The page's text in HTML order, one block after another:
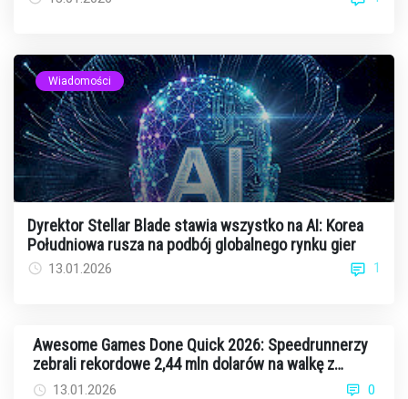
Wiadomości
Dyrektor Stellar Blade stawia wszystko na AI: Korea
Południowa rusza na podbój globalnego rynku gier
13.01.2026 1
Awesome Games Done Quick 2026: Speedrunnerzy
zebrali rekordowe 2,44 mln dolarów na walkę z
rakiem13.01.2026 0